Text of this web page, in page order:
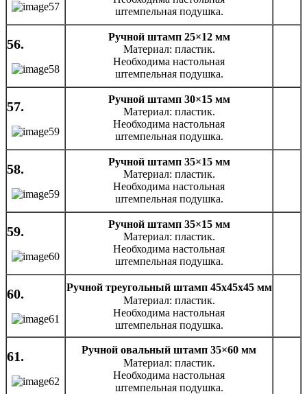
штемпельная подушка.
56.
Ручной штамп 25×12 мм
Материал: пластик.
Необходима настольная
штемпельная подушка.
57.
Ручной штамп 30×15 мм
Материал: пластик.
Необходима настольная
штемпельная подушка.
58.
Ручной штамп 35×15 мм
Материал: пластик.
Необходима настольная
штемпельная подушка.
59.
Ручной штамп 35×15 мм
Материал: пластик.
Необходима настольная
штемпельная подушка.
60.
Ручной треугольный штамп 45x45x45 мм
Материал: пластик.
Необходима настольная
штемпельная подушка.
61.
Ручной овальный штамп 35×60 мм
Материал: пластик.
Необходима настольная
штемпельная подушка.